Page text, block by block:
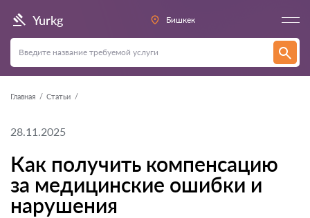
Yurkg Бишкек
Главная Статьи
28.11.2025
Как получить компенсацию
за медицинские ошибки и
нарушения